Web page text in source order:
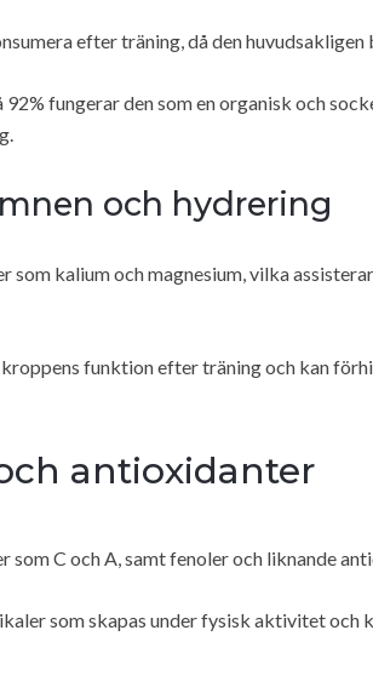
efter träning, då den huvudsakligen
fungerar den som en organisk och
och hydrering
som kalium och magnesium, vilka
funktion efter träning och kan
antioxidanter
som C och A, samt fenoler och liknande
som skapas under fysisk aktivitet och